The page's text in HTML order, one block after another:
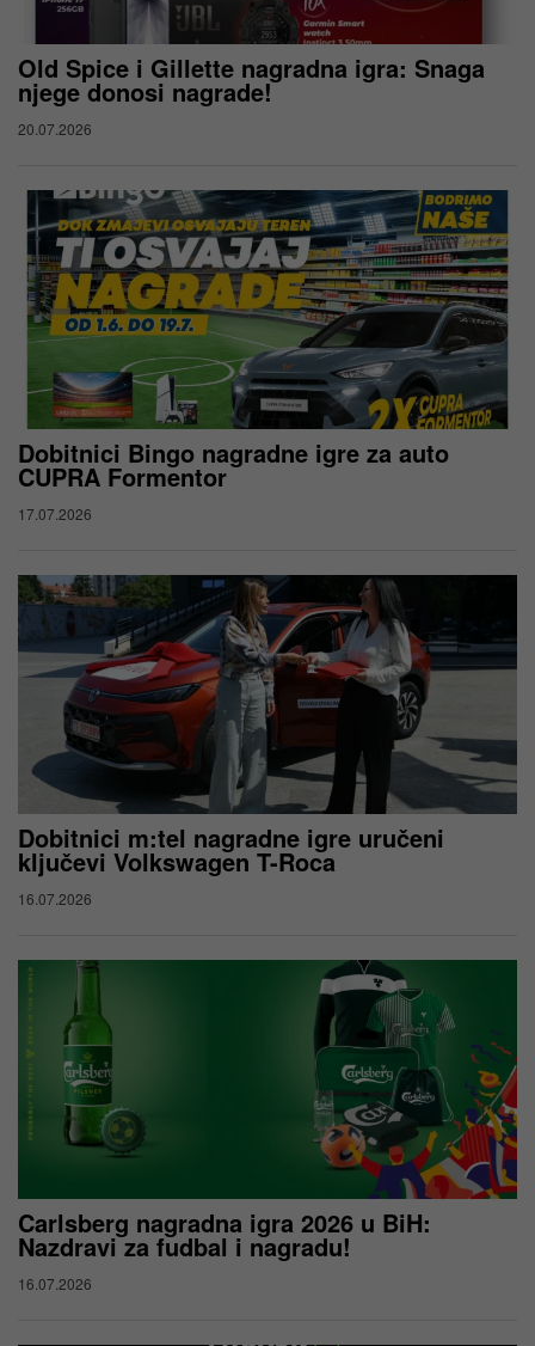
Old Spice i Gillette nagradna igra: Snaga
njege donosi nagrade!
20.07.2026
Dobitnici Bingo nagradne igre za auto
CUPRA Formentor
17.07.2026
Dobitnici m:tel nagradne igre uručeni
ključevi Volkswagen T-Roca
16.07.2026
Carlsberg nagradna igra 2026 u BiH:
Nazdravi za fudbal i nagradu!
16.07.2026